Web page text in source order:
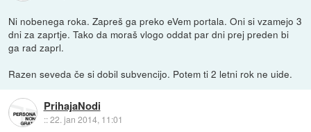
Ni nobenega roka. Zapreš ga preko eVem portala. Oni si vzamejo 3
dni za zaprtje. Tako da moraš vlogo oddat par dni prej preden bi
ga rad zaprl.
Razen seveda če si dobil subvencijo. Potem ti 2 letni rok ne uide.
PrihajaNodi
::22. jan 2014, 11:01